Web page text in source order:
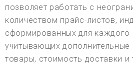
позволяет работать с
количеством прайс-листов,
сформированных для каждого
учитывающих дополнительные
товары, стоимость доставки и